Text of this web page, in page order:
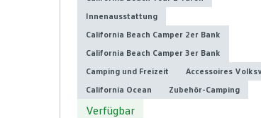
Innenausstattung
California Beach Camper 2er Bank
California Beach Camper 3er Bank
Camping und Freizeit
Accessoires
California Ocean
Zubehör-Camping
Verfügbar